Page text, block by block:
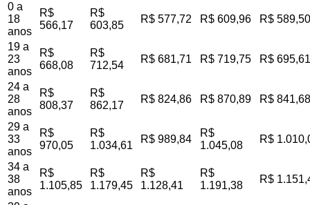
0 a
18
anos
R$
566,17
R$
603,85
R$ 577,72 R$ 609,96 R$ 589,50
19 a
23
anos
R$
668,08
R$
712,54
R$ 681,71 R$ 719,75 R$ 695,61
24 a
28
anos
R$
808,37
R$
862,17
R$ 824,86 R$ 870,89 R$ 841,68
29 a
33
anos
R$
970,05
R$
1.034,61
R$ 989,84
R$
1.045,08
R$
34 a
38
anos
R$
1.105,85
R$
1.179,45
R$
1.128,41
R$
1.191,38
R$